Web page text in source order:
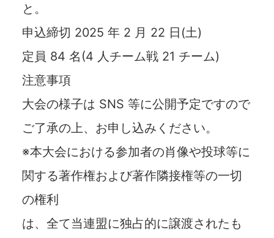
と。
申込締切 2025 年 2 月 22 日(土)
定員 84 名(4 人チーム戦 21 チーム)
注意事項
大会の様子は SNS 等に公開予定ですので
ご了承の上、お申し込みください。
※本大会における参加者の肖像や投球等に
関する著作権および著作隣接権等の一切
の権利
は、全て当連盟に独占的に譲渡されたも